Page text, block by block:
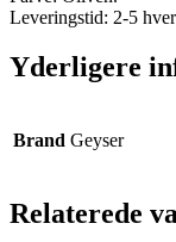
Leveringstid: 2-5
Yderligere
Brand Geyser
Relaterede